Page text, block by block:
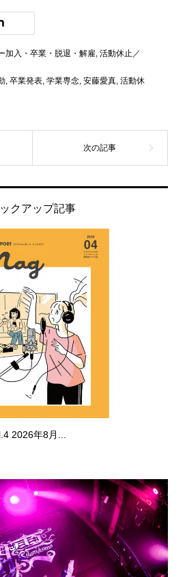
加入・卒業・脱退・解雇, 活動休止／
, 卒業発表, 学業専念, 安藤愛真, 活動休
クアップ記事
2026年8月...